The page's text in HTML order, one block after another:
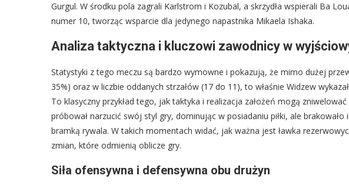
Gurgul. W środku pola zagrali Karlstrom i Kozubal, a skrzydła wspierali Ba
numer 10, tworząc wsparcie dla jedynego napastnika Mikaela Ishaka.
Analiza taktyczna i kluczowi zawodnicy w
Statystyki z tego meczu są bardzo wymowne i pokazują, że mimo dużej
35%) oraz w liczbie oddanych strzałów (17 do 11), to właśnie Widzew
To klasyczny przykład tego, jak taktyka i realizacja założeń mogą
próbował narzucić swój styl gry, dominując w posiadaniu piłki, ale
bramką rywala. W takich momentach widać, jak ważna jest ławka
zmian, które odmienią oblicze gry.
Siła ofensywna i defensywna obu drużyn